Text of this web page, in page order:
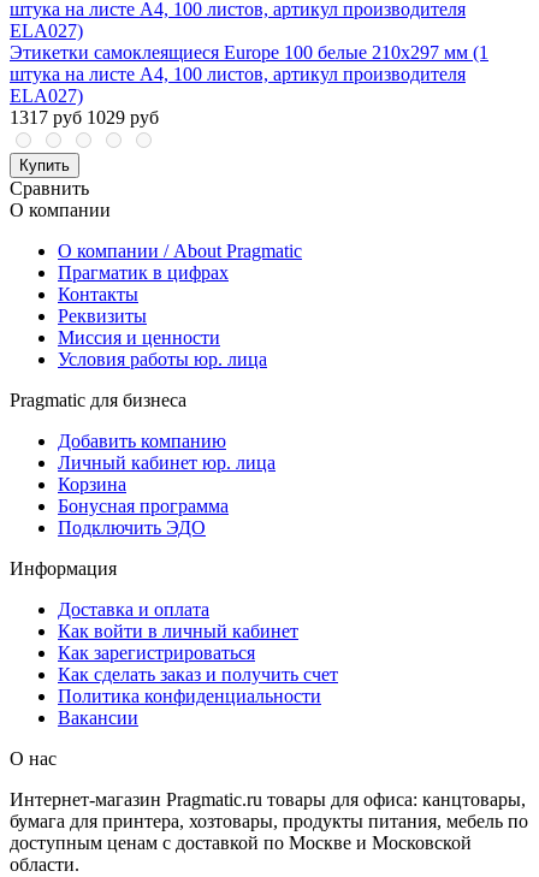
Этикетки самоклеящиеся Europe 100 белые 210х297 мм (1
штука на листе А4, 100 листов, артикул производителя
ELA027)
1317 руб 1029 руб
Купить
Сравнить
О компании
О компании / About Pragmatic
Прагматик в цифрах
Контакты
Реквизиты
Миссия и ценности
Условия работы юр. лица
Pragmatic для бизнеса
Добавить компанию
Личный кабинет юр. лица
Корзина
Бонусная программа
Подключить ЭДО
Информация
Доставка и оплата
Как войти в личный кабинет
Как зарегистрироваться
Как сделать заказ и получить счет
Политика конфиденциальности
Вакансии
О нас
Интернет-магазин Pragmatic.ru товары для офиса: канцтовары,
бумага для принтера, хозтовары, продукты питания, мебель по
доступным ценам с доставкой по Москве и Московской
области.